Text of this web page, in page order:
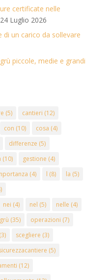
certificate nelle
24 Luglio 2026
di un carico da sollevare
piccole, medie e grandi
(5) cantieri (12)
con (10) cosa (4)
differenze (5)
(10) gestione (4)
(4) l (8) la (5)
nei (4) nel (5) nelle (4)
(35) operazioni (7)
(3) scegliere (3)
(5)
(12)